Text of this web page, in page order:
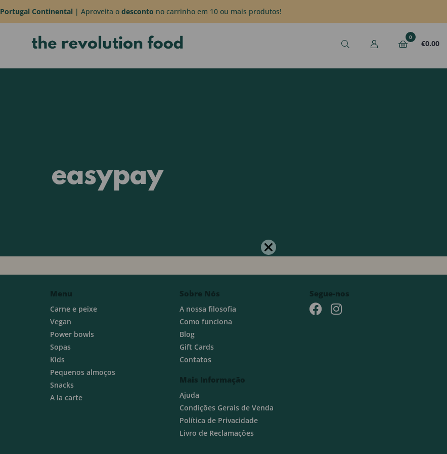
Portugal Continental | Aproveita o desconto no carrinho em 10 ou mais produtos!
0
€0.00
easypay
Menu
Carne e peixe
Vegan
Power bowls
Sopas
Kids
Pequenos almoços
Snacks
A la carte
Sobre Nós
A nossa filosofia
Como funciona
Blog
Gift Cards
Contatos
Mais Informação
Ajuda
Condições Gerais de Venda
Política de Privacidade
Livro de Reclamações
Segue-nos